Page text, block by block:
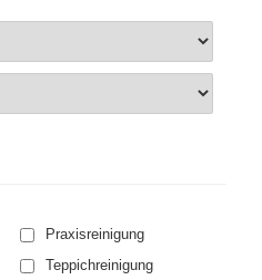
Praxisreinigung
Teppichreinigung